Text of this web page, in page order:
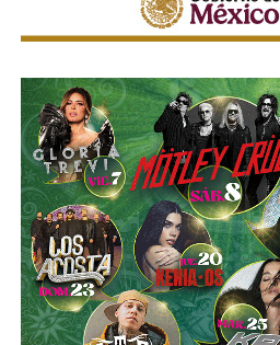
competencia representa una
mejorar la calidad del servicio
“Hoy el gremio del taxismo
es buena. Ellos estarán tratando
mejor servicio, mientras que la
opción que considere más
La titular de la SCT reiteró que,
el procedimiento administrativo y
obligaciones previstas en la ley,
prestar el servicio de transporte
También lee:Ya es oficial: